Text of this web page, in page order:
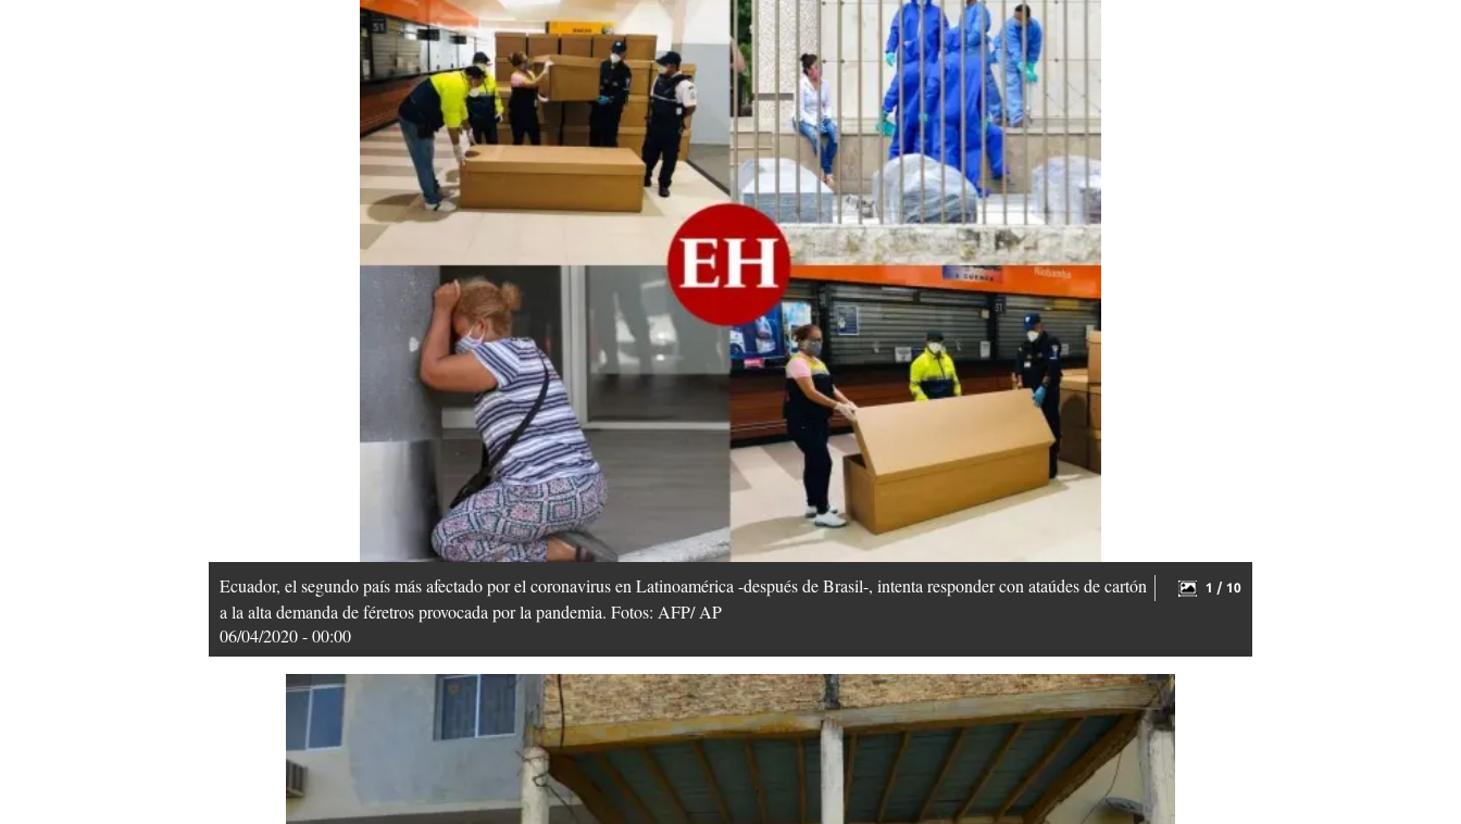
Ecuador, el segundo país más afectado por el coronavirus en Latinoamérica -después de Brasil-, intenta responder con ataúdes de cartón
a la alta demanda de féretros provocada por la pandemia. Fotos: AFP/ AP
06/04/2020 - 00:00
1 / 10